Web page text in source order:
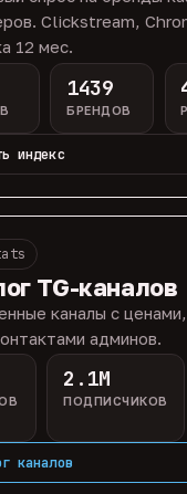
Clickstream,
12 мес.
1439
БРЕНДОВ
индекс
TG-каналов
каналы с
админов.
2.1M
ПОДПИСЧИКОВ
каналов